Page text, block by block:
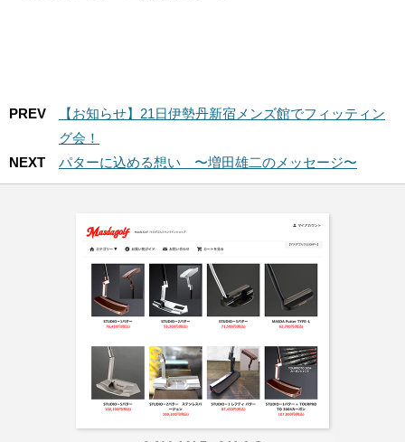
PREV
【お知らせ】21日伊勢丹新宿メンズ館でフィッティン
グ会！
NEXT
パターに込める想い 〜増田雄二のメッセージ〜